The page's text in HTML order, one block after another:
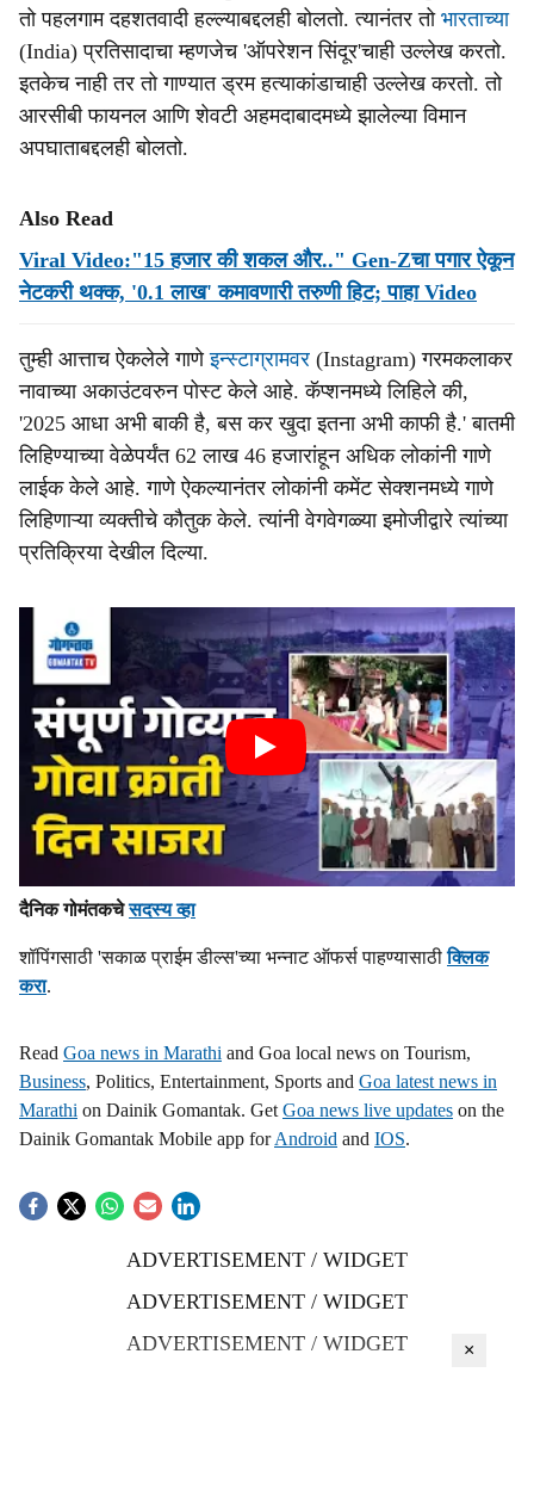
तो पहलगाम दहशतवादी हल्ल्याबद्दलही बोलतो. त्यानंतर तो भारताच्या
(India) प्रतिसादाचा म्हणजेच 'ऑपरेशन सिंदूर'चाही उल्लेख करतो.
इतकेच नाही तर तो गाण्यात ड्रम हत्याकांडाचाही उल्लेख करतो. तो
आरसीबी फायनल आणि शेवटी अहमदाबादमध्ये झालेल्या विमान
अपघाताबद्दलही बोलतो.
Also Read
Viral Video:"15 हजार की शकल और.." Gen-Zचा पगार ऐकून
नेटकरी थक्क, '0.1 लाख' कमावणारी तरुणी हिट; पाहा Video
तुम्ही आत्ताच ऐकलेले गाणेइन्स्टाग्रामवर (Instagram) गरमकलाकर
नावाच्या अकाउंटवरुन पोस्ट केले आहे. कॅप्शनमध्ये लिहिले की,
'2025 आधा अभी बाकी है, बस कर खुदा इतना अभी काफी है.' बातमी
लिहिण्याच्या वेळेपर्यंत 62 लाख 46 हजारांहून अधिक लोकांनी गाणे
लाईक केले आहे. गाणे ऐकल्यानंतर लोकांनी कमेंट सेक्शनमध्ये गाणे
लिहिणाऱ्या व्यक्तीचे कौतुक केले. त्यांनी वेगवेगळ्या इमोजीद्वारे त्यांच्या
प्रतिक्रिया देखील दिल्या.
दैनिक गोमंतकचेसदस्य व्हा
शॉपिंगसाठी 'सकाळ प्राईम डील्स'च्या भन्नाट ऑफर्स पाहण्यासाठीक्लिक
करा.
Read Goa news in Marathi and Goa local news on Tourism,
Business, Politics, Entertainment, Sports and Goa latest news in
Marathi on Dainik Gomantak. Get Goa news live updates on the
Dainik Gomantak Mobile app forAndroid and IOS.
ADVERTISEMENT / WIDGET
ADVERTISEMENT / WIDGET
ADVERTISEMENT / WIDGET
×